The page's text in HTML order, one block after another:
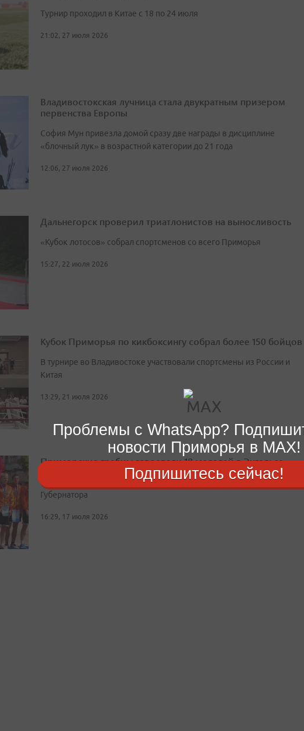
Турнир проходил в Китае с 18 по 24 июля
21:02, 27 июля 2026
Владивостокская лучница стала двукратным призером
первенства Европы
София Мун привезла домой сразу две награды в дисциплине
«блочный лук» в возрастной категории до 21 года
12:06, 27 июля 2026
Дальнегорск проверил триатлонистов на выносливость
«Кубок лотосов» собрал спортсменов со всего Приморья
15:27, 22 июля 2026
Кубок Приморья по кикбоксингу собрал более 150 бойцов
В турнире во Владивостоке участвовали спортсмены из России и
Китая
13:29, 21 июля 2026
Приморские гребцы завоевали 18 медалей в Энгельсе
В копилке команды восемь золотых наград и серебро Кубка
Губернатора
16:29, 17 июля 2026
Проблемы с WhatsApp?
новости Приморья в MAX!
Подпишитесь сейчас!